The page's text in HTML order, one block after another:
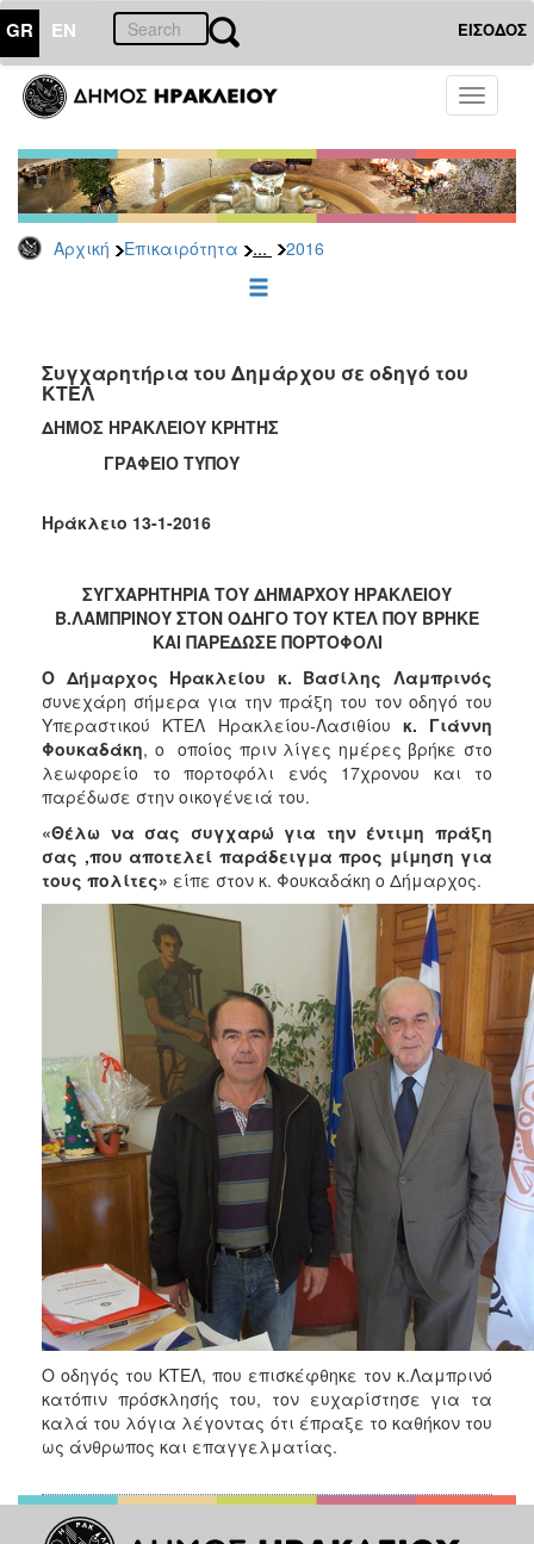
GR EN ΕΙΣΟΔΟΣ
Toggle
Αρχική Επικαιρότητα ... 2016
ΕΠΙΚΑΙΡΟΤΗΤΑ
Τύπου
Αρχείο
2026
2025
2022
2020
2019
2016
2015
2012
2011
2010
2006
Συγχαρητήρια του Δημάρχου σε οδηγό του
ΚΤΕΛ
ΔΗΜΟΣ ΗΡΑΚΛΕΙΟΥ ΚΡΗΤΗΣ
ΓΡΑΦΕΙΟ ΤΥΠΟΥ
Ηράκλειο 13-1-2016
ΣΥΓΧΑΡΗΤΗΡΙΑ ΤΟΥ ΔΗΜΑΡΧΟΥ ΗΡΑΚΛΕΙΟΥ
Β.ΛΑΜΠΡΙΝΟΥ ΣΤΟΝ ΟΔΗΓΟ ΤΟΥ ΚΤΕΛ ΠΟΥ ΒΡΗΚΕ
ΚΑΙ ΠΑΡΕΔΩΣΕ ΠΟΡΤΟΦΟΛΙ
Ο Δήμαρχος Ηρακλείου κ. Βασίλης Λαμπρινός
συνεχάρη σήμερα για την πράξη του τον οδηγό του
Υπεραστικού ΚΤΕΛ Ηρακλείου-Λασιθίου κ. Γιάννη
Φουκαδάκη, ο οποίος πριν λίγες ημέρες βρήκε στο
λεωφορείο το πορτοφόλι ενός 17χρονου και το
παρέδωσε στην οικογένειά του.
«Θέλω να σας συγχαρώ για την έντιμη πράξη
σας ,που αποτελεί παράδειγμα προς μίμηση για
τους πολίτες» είπε στον κ. Φουκαδάκη ο Δήμαρχος.
Ο οδηγός του ΚΤΕΛ, που επισκέφθηκε τον κ.Λαμπρινό
κατόπιν πρόσκλησής του, τον ευχαρίστησε για τα
καλά του λόγια λέγοντας ότι έπραξε το καθήκον του
ως άνθρωπος και επαγγελματίας.